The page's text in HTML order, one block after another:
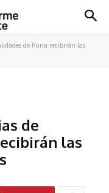
de Puna recibirán las
de
las